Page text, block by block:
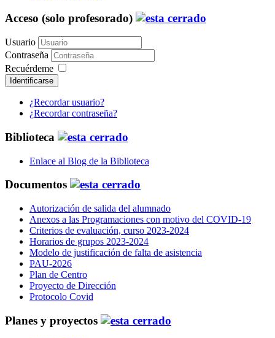
Acceso (solo profesorado)
Usuario
Contraseña
Recuérdeme
Identificarse
¿Recordar usuario?
¿Recordar contraseña?
Biblioteca
Enlace al Blog de la Biblioteca
Documentos
Autorización de salida del alumnado
Anexos a las Programaciones con motivo del COVID-19
Criterios de evaluación, curso 2023-2024
Horarios de grupos 2023-2024
Modelo de justificación de falta de asistencia
PAU-2026
Plan de Centro
Proyecto de Dirección
Protocolo Covid
Planes y proyectos